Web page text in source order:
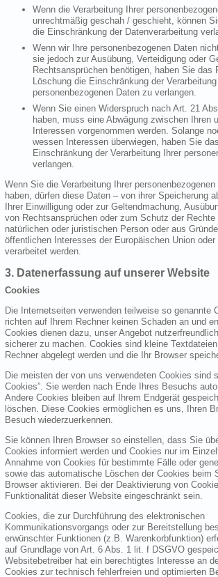
Wenn die Verarbeitung Ihrer
unrechtmäßig geschah / geschieht, können
die Einschränkung der Datenverarbeitung
Wenn wir Ihre personenbezogenen Daten
sie jedoch zur Ausübung, Verteidigung oder
Rechtsansprüchen benötigen, haben Sie das
Löschung die Einschränkung der
personenbezogenen Daten zu verlangen.
Wenn Sie einen Widerspruch nach Art. 21
haben, muss eine Abwägung zwischen Ihren
Interessen vorgenommen werden. Solange
wessen Interessen überwiegen, haben Sie
Einschränkung der Verarbeitung Ihrer
verlangen.
Wenn Sie die Verarbeitung Ihrer
haben, dürfen diese Daten – von ihrer Speicherung
Ihrer Einwilligung oder zur Geltendmachung,
von Rechtsansprüchen oder zum Schutz der Rechte
natürlichen oder juristischen Person oder aus
öffentlichen Interesses der Europäischen Union
verarbeitet werden.
3. Datenerfassung auf unserer Website
Cookies
Die Internetseiten verwenden teilweise so genannte
richten auf Ihrem Rechner keinen Schaden an und
Cookies dienen dazu, unser Angebot
sicherer zu machen. Cookies sind kleine
Rechner abgelegt werden und die Ihr Browser
Die meisten der von uns verwendeten Cookies sind
Cookies”. Sie werden nach Ende Ihres Besuchs
Andere Cookies bleiben auf Ihrem Endgerät
löschen. Diese Cookies ermöglichen es uns, Ihren
Besuch wiederzuerkennen.
Sie können Ihren Browser so einstellen, dass Sie
Cookies informiert werden und Cookies nur im
Annahme von Cookies für bestimmte Fälle oder
sowie das automatische Löschen der Cookies beim
Browser aktivieren. Bei der Deaktivierung von
Funktionalität dieser Website eingeschränkt sein.
Cookies, die zur Durchführung des elektronischen
Kommunikationsvorgangs oder zur Bereitstellung
erwünschter Funktionen (z.B. Warenkorbfunktion)
auf Grundlage von Art. 6 Abs. 1 lit. f DSGVO
Websitebetreiber hat ein berechtigtes Interesse an
Cookies zur technisch fehlerfreien und optimierten